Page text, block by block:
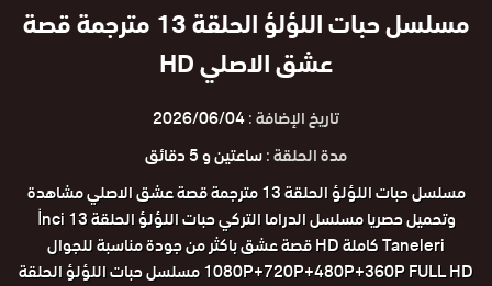
مسلسل حبات اللؤلؤ الحلقة 13 مترجمة قصة
عشق الاصلي HD
تاريخ الإضافة :2026/06/04
مدة الحلقة :ساعتين و 5 دقائق
مسلسل حبات اللؤلؤ الحلقة 13 مترجمة قصة عشق الاصلي مشاهدة
وتحميل حصريا مسلسل الدراما التركي حبات اللؤلؤ الحلقة 13 İnci
Taneleri كاملة HD قصة عشق باكثر من جودة مناسبة للجوال
1080P+720P+480P+360P FULL HD مسلسل حبات اللؤلؤ الحلقة